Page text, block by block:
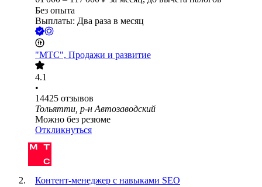
Без опыта
Выплаты: Два раза в месяц
"МТС", Продажи и развитие
4.1
•
14425 отзывов
Тольятти, р-н Автозаводский
Можно без резюме
Откликнуться
Контент-менеджер с навыками SEO